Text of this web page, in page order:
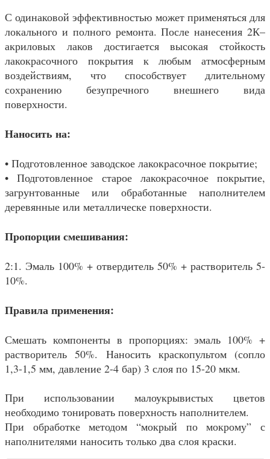
С одинаковой эффективностью может применяться для
локального и полного ремонта. После нанесения 2К–
акриловых лаков достигается высокая стойкость
лакокрасочного покрытия к любым атмосферным
воздействиям, что способствует длительному
сохранению безупречного внешнего вида
поверхности.
Наносить на:
• Подготовленное заводское лакокрасочное покрытие;
• Подготовленное старое лакокрасочное покрытие,
загрунтованные или обработанные наполнителем
деревянные или металлическе поверхности.
Пропорции смешивания:
2:1. Эмаль 100% + отвердитель 50% + растворитель 5-
10%.
Правила применения:
Смешать компоненты в пропорциях: эмаль 100% +
растворитель 50%. Наносить краскопультом (сопло
1,3-1,5 мм, давление 2-4 бар) 3 слоя по 15-20 мкм.
При использовании малоукрывистых цветов
необходимо тонировать поверхность наполнителем.
При обработке методом “мокрый по мокрому” с
наполнителями наносить только два слоя краски.